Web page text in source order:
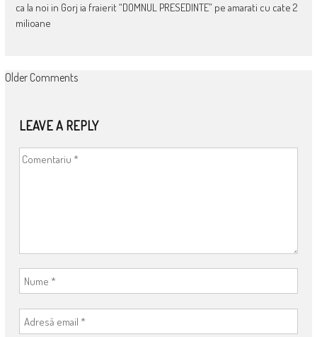
ca la noi in Gorj ia fraierit “DOMNUL PRESEDINTE” pe amarati cu cate 2
milioane
COMMENT
Older Comments
LEAVE A REPLY